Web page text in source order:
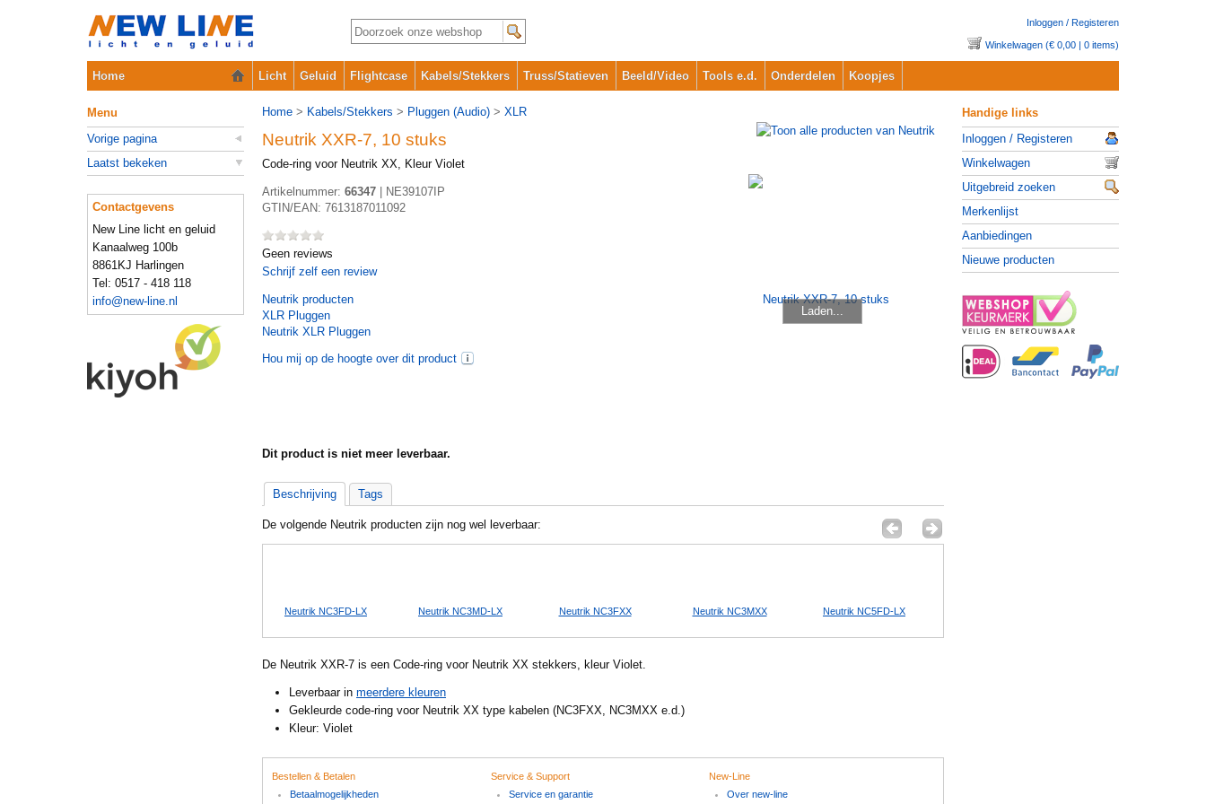
Inloggen / Registeren
Winkelwagen (€ 0,00 | 0 items)
Home Licht Geluid Flightcase Kabels/Stekkers Truss/Statieven Beeld/Video Tools e.d. Onderdelen Koopjes
Home > Kabels/Stekkers > Pluggen (Audio) > XLR
Neutrik XXR-7, 10 stuks
Code-ring voor Neutrik XX, Kleur Violet
Laden...
Artikelnummer: 66347
NE39107IP
GTIN/EAN: 7613187011092
Geen reviews
Schrijf zelf een review
Neutrik producten
XLR Pluggen
Neutrik XLR Pluggen
Hou mij op de hoogte over dit product
Dit product is niet meer leverbaar.
Beschrijving Tags
De volgende Neutrik producten zijn nog wel leverbaar:
Neutrik NC3FD-LX Neutrik NC3MD-LX Neutrik NC3FXX Neutrik NC3MXX Neutrik NC5FD-LX
De Neutrik XXR-7 is een Code-ring voor Neutrik XX stekkers, kleur Violet.
Leverbaar in meerdere kleuren
Gekleurde code-ring voor Neutrik XX type kabelen (NC3FXX, NC3MXX e.d.)
Kleur: Violet
Menu
Vorige pagina
Laatst bekeken
Contactgevens
New Line licht en geluid
Kanaalweg 100b
8861KJ Harlingen
Tel: 0517 - 418 118
info@new-line.nl
Handige links
Inloggen / Registeren
Winkelwagen
Uitgebreid zoeken
Merkenlijst
Aanbiedingen
Nieuwe producten
Bestellen & Betalen
Betaalmogelijkheden
Service & Support
Service en garantie
New-Line
Over new-line